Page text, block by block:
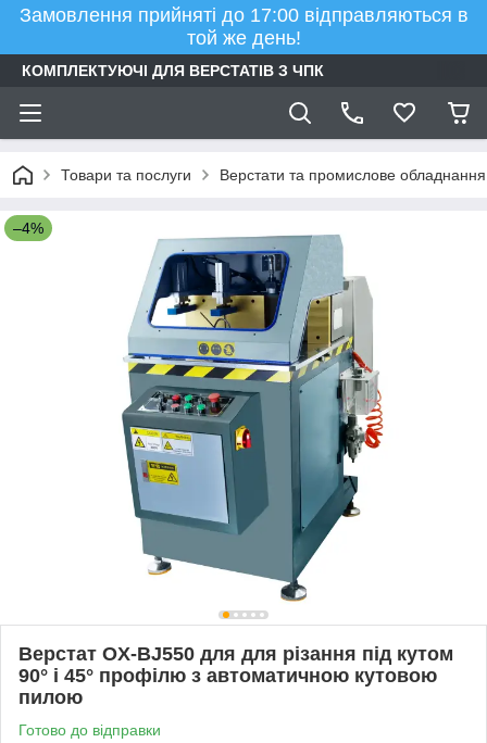
Замовлення прийняті до 17:00 відправляються в
той же день!
КОМПЛЕКТУЮЧІ ДЛЯ ВЕРСТАТІВ З ЧПК
Товари та послуги Верстати та промислове обладнання
–4%
Верстат OX-BJ550 для для різання під кутом
90° і 45° профілю з автоматичною кутовою
пилою
Готово до відправки